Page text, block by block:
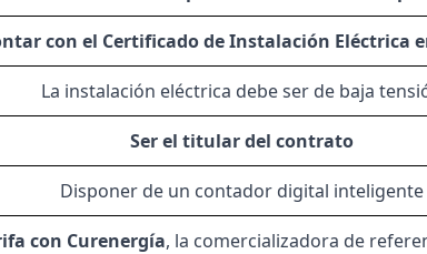
con el Certificado de Instalación Eléctrica
La instalación eléctrica debe ser de baja
Ser el titular del contrato
Disponer de un contador digital inteligente
con Curenergía, la comercializadora de